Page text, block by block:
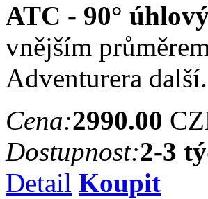
ATC - 90°
vnějším
Adventurera další.
Cena:2990.00
Dostupnost:2-3
Detail Koupit